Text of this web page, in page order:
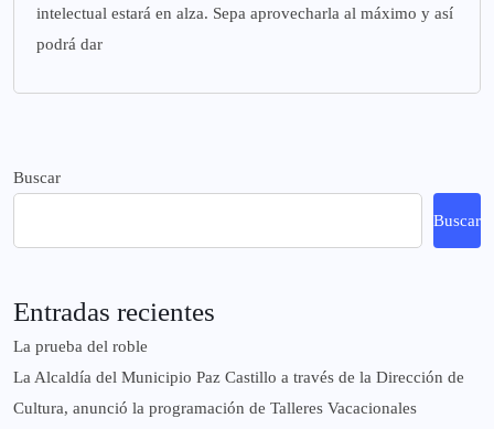
intelectual estará en alza. Sepa aprovecharla al máximo y así
podrá dar
Buscar
Buscar
Entradas recientes
La prueba del roble
La Alcaldía del Municipio Paz Castillo a través de la Dirección de
Cultura, anunció la programación de Talleres Vacacionales